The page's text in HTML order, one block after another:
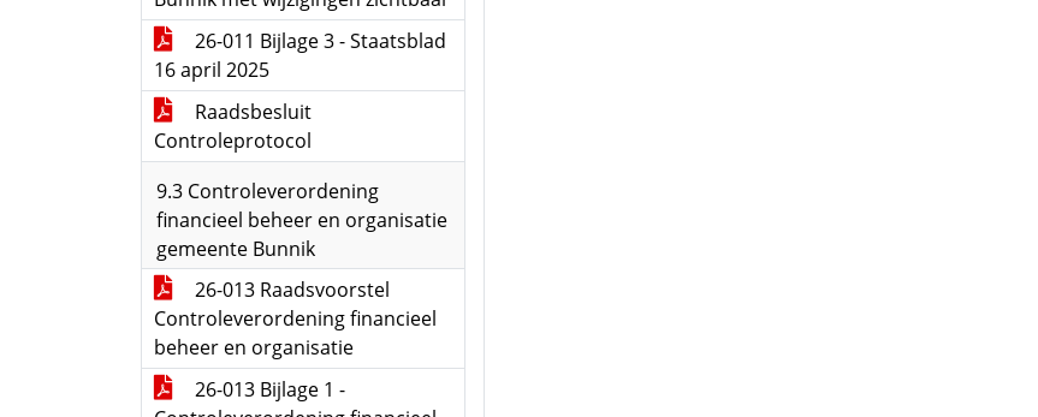
26-011 Bijlage 3 - Staatsblad
16 april 2025
Raadsbesluit
Controleprotocol
9.3 Controleverordening
financieel beheer en organisatie
gemeente Bunnik
26-013 Raadsvoorstel
Controleverordening financieel
beheer en organisatie
26-013 Bijlage 1 -